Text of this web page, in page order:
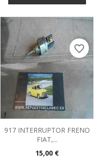
917 INTERRUPTOR FRENO
FIAT,...
Precio
15,00 €
favorite_border